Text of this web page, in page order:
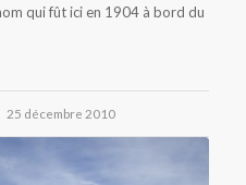
qui fût ici en 1904 à bord du
25 décembre 2010